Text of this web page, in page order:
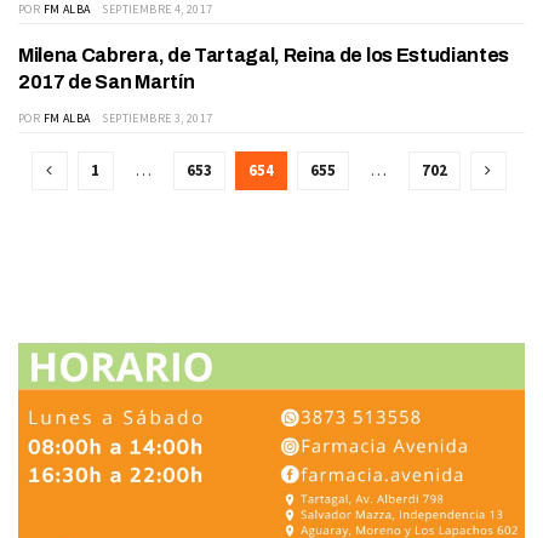
POR FM ALBA SEPTIEMBRE 4, 2017
Milena Cabrera, de Tartagal, Reina de los Estudiantes
2017 de San Martín
POR FM ALBA SEPTIEMBRE 3, 2017
1 … 653 654 655 … 702